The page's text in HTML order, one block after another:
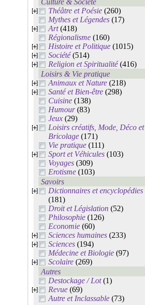
Culture & Société
Théâtre et Poésie (260)
Mythes et Légendes (17)
Art(418)
Régionalisme (160)
Histoire et Politique (1015)
Société(514)
Religion et Spiritualité(416)
Loisirs & Vie pratique
Animaux et Nature (218)
Santé et Bien-être (298)
Cuisine (138)
Humour(83)
Jeux (29)
Loisirs créatifs, Mode, Déco et
Bricolage (171)
Vie pratique (111)
Sport et Véhicules (103)
Voyages (309)
Erotisme (103)
Savoirs
Dictionnaires et encyclopédies
(181)
Droit et Législation (52)
Philosophie (126)
Economie (60)
Sciences humaines (233)
Sciences (194)
Médecine et Biologie (97)
Scolaire (269)
Autres
Destockage / Lot(1)
Revue (69)
Autre et Inclassable (73)